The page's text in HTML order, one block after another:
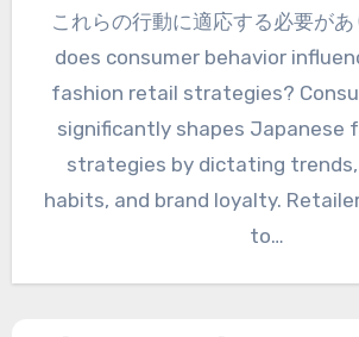
これらの行動に適応する必要が
does consumer behavior
fashion retail strategies?
significantly shapes Japanese
strategies by dictating
habits, and brand loyalty.
to…